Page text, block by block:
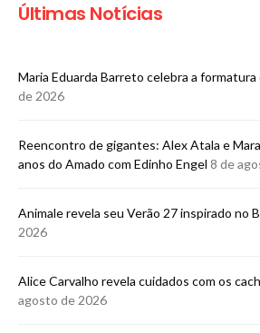
Últimas Notícias
Maria Eduarda Barreto celebra a
de 2026
Reencontro de gigantes: Alex Atala e
anos do Amado com Edinho Engel 8 de
Animale revela seu Verão 27 inspirado no
2026
Alice Carvalho revela cuidados com os
agosto de 2026